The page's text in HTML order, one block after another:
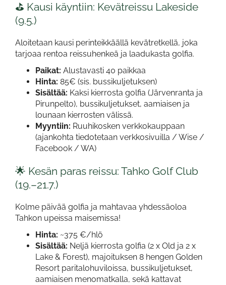
⛳ Kausi käyntiin: Kevätreissu Lakeside
(9.5.)
Aloitetaan kausi perinteikkäällä kevätretkellä, joka
tarjoaa rentoa reissuhenkeä ja laadukasta golfia.
Paikat: Alustavasti 40 paikkaa
Hinta: 85€ (sis. bussikuljetuksen)
Sisältää: Kaksi kierrosta golfia (Järvenranta ja
Pirunpelto), bussikuljetukset, aamiaisen ja
lounaan kierrosten välissä.
Myyntiin: Ruuhikosken verkkokauppaan
(ajankohta tiedotetaan verkkosivuilla / Wise /
Facebook / WA)
🌟 Kesän paras reissu: Tahko Golf Club
(19.–21.7.)
Kolme päivää golfia ja mahtavaa yhdessäoloa
Tahkon upeissa maisemissa!
Hinta: ~375 €/hlö
Sisältää: Neljä kierrosta golfia (2 x Old ja 2 x
Lake & Forest), majoituksen 8 hengen Golden
Resort paritalohuviloissa, bussikuljetukset,
aamiaisen menomatkalla, sekä kattavat